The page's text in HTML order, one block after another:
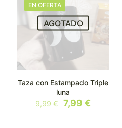
EN OFERTA
AGOTADO
Taza con Estampado Triple
luna
9,99€ El
7,99€